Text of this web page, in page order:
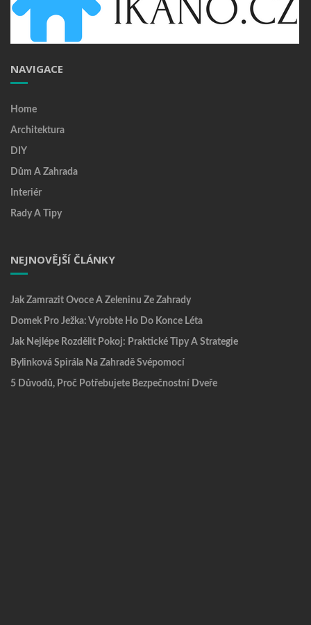
NAVIGACE
Home
Architektura
DIY
Dům A Zahrada
Interiér
Rady A Tipy
NEJNOVĚJŠÍ ČLÁNKY
Jak Zamrazit Ovoce A Zeleninu Ze Zahrady
Domek Pro Ježka: Vyrobte Ho Do Konce Léta
Jak Nejlépe Rozdělit Pokoj: Praktické Tipy A Strategie
Bylinková Spirála Na Zahradě Svépomocí
5 Důvodů, Proč Potřebujete Bezpečnostní Dveře